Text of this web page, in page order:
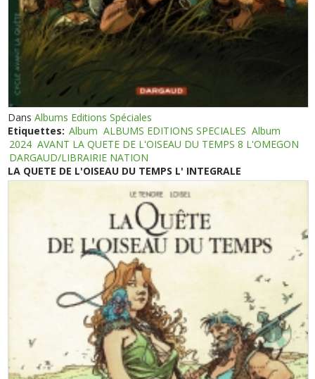
DansAlbums Editions Spéciales
Etiquettes: Album ALBUMS EDITIONS SPECIALES Album
2024 AVANT LA QUETE DE L'OISEAU DU TEMPS 8 L'OMEGON
DARGAUD/LIBRAIRIE NATION
LA QUETE DE L'OISEAU DU TEMPS L' INTEGRALE